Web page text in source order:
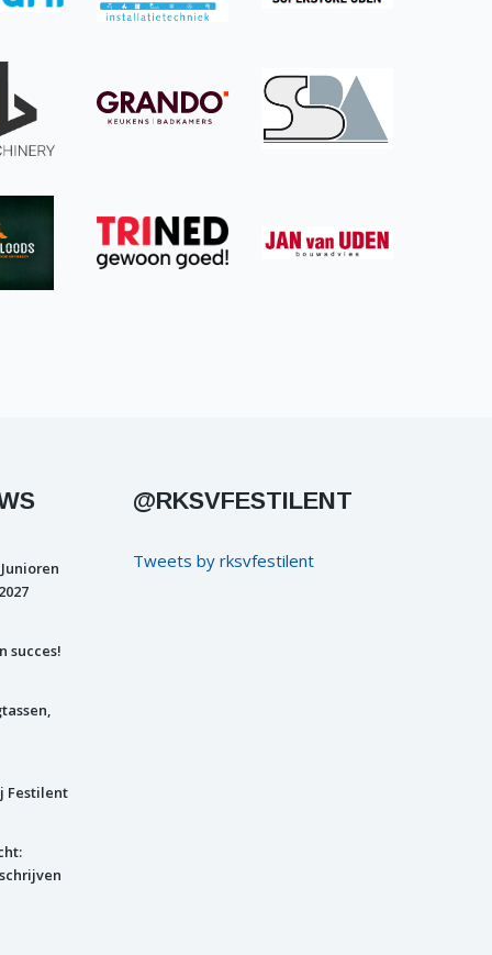
succes!
Festilent
@RKSVFESTILENT
Tweets by rksvfestilent